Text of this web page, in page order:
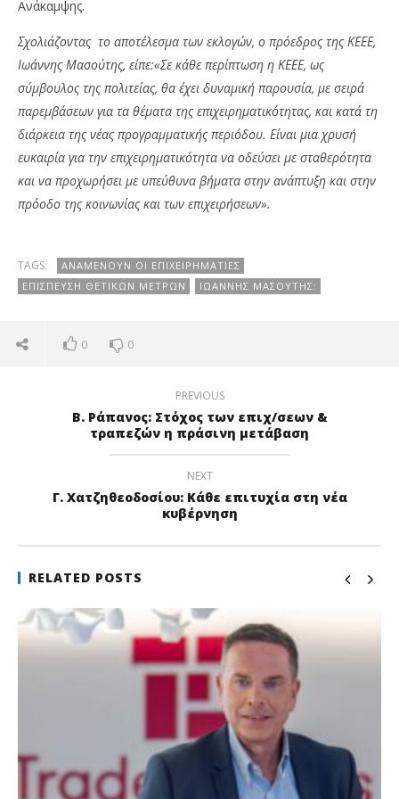
Ανάκαμψης.
Σχολιάζοντας το αποτέλεσμα των εκλογών, ο πρόεδρος της ΚΕΕΕ,
Ιωάννης Μασούτης, είπε:«Σε κάθε περίπτωση η ΚΕΕΕ, ως
σύμβουλος της πολιτείας, θα έχει δυναμική παρουσία, με σειρά
παρεμβάσεων για τα θέματα της επιχειρηματικότητας, και κατά τη
διάρκεια της νέας προγραμματικής περιόδου. Είναι μια χρυσή
ευκαιρία για την επιχειρηματικότητα να οδεύσει με σταθερότητα
και να προχωρήσει με υπεύθυνα βήματα στην ανάπτυξη και στην
πρόοδο της κοινωνίας και των επιχειρήσεων».
TAGS:
ΑΝΑΜΈΝΟΥΝ ΟΙ ΕΠΙΧΕΙΡΗΜΑΤΊΕΣ
ΕΠΊΣΠΕΥΣΗ ΘΕΤΙΚΏΝ ΜΈΤΡΩΝ
ΙΩΆΝΝΗΣ ΜΑΣΟΎΤΗΣ:
0 0
PREVIOUS
Β. Ράπανος: Στόχος των επιχ/σεων &
τραπεζών η πράσινη μετάβαση
NEXT
Γ. Χατζηθεοδοσίου: Κάθε επιτυχία στη νέα
κυβέρνηση
RELATED POSTS